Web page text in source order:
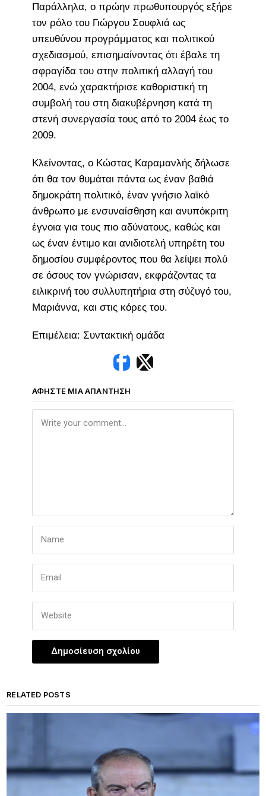
Παράλληλα, ο πρώην πρωθυπουργός εξήρε
τον ρόλο του Γιώργου Σουφλιά ως
υπευθύνου προγράμματος και πολιτικού
σχεδιασμού, επισημαίνοντας ότι έβαλε τη
σφραγίδα του στην πολιτική αλλαγή του
2004, ενώ χαρακτήρισε καθοριστική τη
συμβολή του στη διακυβέρνηση κατά τη
στενή συνεργασία τους από το 2004 έως το
2009.
Κλείνοντας, ο Κώστας Καραμανλής δήλωσε
ότι θα τον θυμάται πάντα ως έναν βαθιά
δημοκράτη πολιτικό, έναν γνήσιο λαϊκό
άνθρωπο με ενσυναίσθηση και ανυπόκριτη
έγνοια για τους πιο αδύνατους, καθώς και
ως έναν έντιμο και ανιδιοτελή υπηρέτη του
δημοσίου συμφέροντος που θα λείψει πολύ
σε όσους τον γνώρισαν, εκφράζοντας τα
ειλικρινή του συλλυπητήρια στη σύζυγό του,
Μαριάννα, και στις κόρες του.
Επιμέλεια: Συντακτική ομάδα
ΑΦΉΣΤΕ ΜΙΑ ΑΠΆΝΤΗΣΗ
RELATED POSTS